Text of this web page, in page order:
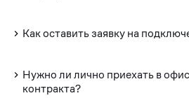
Как оставить заявку на
Нужно ли лично приехать в
контракта?